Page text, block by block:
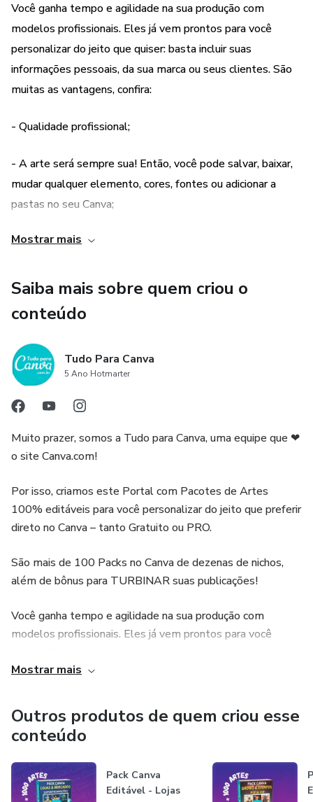
+ KIT ÍCONES FAVICON
+ KIT FIGURINHAS DO INSTAGRAM
+ KIT SOMBRAS TRANSPARENTES
- Confira nossos anúncios!
Você ganha tempo e agilidade na sua produção com
modelos profissionais. Eles já vem prontos para você
personalizar do jeito que quiser: basta incluir suas
informações pessoais, da sua marca ou seus clientes. São
muitas as vantagens, confira:
- Qualidade profissional;
- A arte será sempre sua! Então, você pode salvar, baixar,
mudar qualquer elemento, cores, fontes ou adicionar a
pastas no seu Canva;
- Tudo abre e funciona tanto na versão do Canva gratuito
- Sem precisar dominar técnicas avançadas de design;
- Sem precisar instalar ou baixar programas;
- Sem necessidade de subir arquivos. Tudo na nuvem!
- Você só paga uma vez: seu acesso será ilimitado e estará
- As + de 1450 artes gerais e dos 5 Kits contidas nos
Bônus não são específicas do tema do pack, mas são de
você os receberá por email depois de qualificar
positivamente a sua compra aqui no site.
... Imperdível, afinal, já vem tudo pronto para você
personalizar como quiser!
Mostrar mais
Saiba mais sobre quem criou o
conteúdo
Tudo Para Canva
5 Ano Hotmarter
Muito prazer, somos a Tudo para Canva, uma equipe que ❤
o site Canva.com!
Por isso, criamos este Portal com Pacotes de Artes
100% editáveis para você personalizar do jeito que preferir
direto no Canva – tanto Gratuito ou PRO.
São mais de 100 Packs no Canva de dezenas de nichos,
além de bônus para TURBINAR suas publicações!
Você ganha tempo e agilidade na sua produção com
modelos profissionais. Eles já vem prontos para você
informações pessoais, da sua marca ou seus clientes.
o pacote diretamente no seu Canva. Por isso, a arte será
sempre sua! Se você quiser salvar, baixar, mudar qualquer
elemento, cores, fontes, adicionar a pastas, enfim… Seu
acesso será ilimitado e estará sempre disponível na sua
conta do Canva.
Mostrar mais
Outros produtos de quem criou esse
conteúdo
Pack Canva
Editável - Lojas